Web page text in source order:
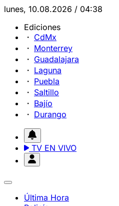
lunes, 10.08.2026 / 04:38
Ediciones
CdMx
Monterrey
Guadalajara
Laguna
Puebla
Saltillo
Bajío
Durango
TV EN VIVO
Última Hora